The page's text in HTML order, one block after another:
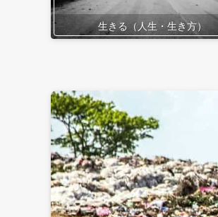
生きる（人生・生き方）